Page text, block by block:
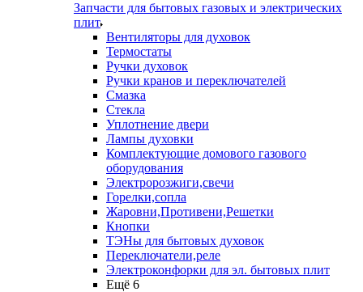
Запчасти для бытовых газовых и электрических
плит
Вентиляторы для духовок
Термостаты
Ручки духовок
Ручки кранов и переключателей
Смазка
Стекла
Уплотнение двери
Лампы духовки
Комплектующие домового газового
оборудования
Электророзжиги,свечи
Горелки,сопла
Жаровни,Противени,Решетки
Кнопки
ТЭНы для бытовых духовок
Переключатели,реле
Электроконфорки для эл. бытовых плит
Ещё 6